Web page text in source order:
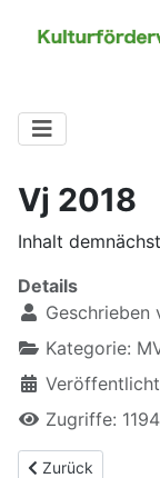
Vj 2018
Inhalt demnächst
Details
Geschrieben
Kategorie:
Zugriffe: 1194
Vorheriger
Zurück